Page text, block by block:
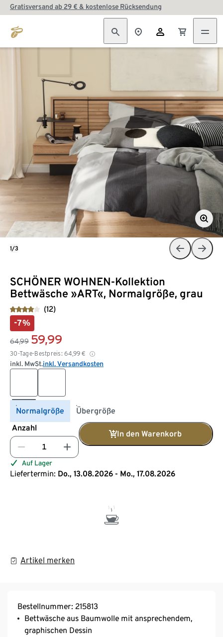
Gratisversand ab 29 € & kostenlose Rücksendung
SCHÖNER WOHNEN-Kollektion
Bettwäsche »ART«, Normalgröße, grau
(12)
-7%
64,99 59,99
30-Tage-Bestpreis: 64,99 €
inkl. MwSt.inkl. Versandkosten
Normalgröße
Übergröße
Anzahl
In den Warenkorb
Auf Lager
Liefertermin: Do., 13.08.2026 - Mo., 17.08.2026
Artikel merken
1/3
Bestellnummer: 215813
Bettwäsche aus Baumwolle mit ansprechendem,
graphischen Dessin